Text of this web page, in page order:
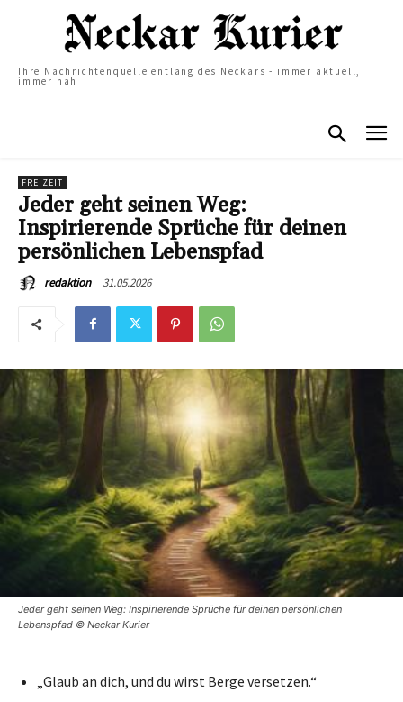
Ihre Nachrichtenquelle entlang des Neckars - immer aktuell,
immer nah
FREIZEIT
Jeder geht seinen Weg:
Inspirierende Sprüche für deinen
persönlichen Lebenspfad
redaktion 31.05.2026
Jeder geht seinen Weg: Inspirierende Sprüche für deinen persönlichen
Lebenspfad © Neckar Kurier
„Glaub an dich, und du wirst Berge versetzen.“